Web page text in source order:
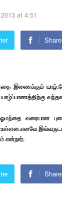
at 4:51
இணைக்கும்
வரையான
என்றார்.